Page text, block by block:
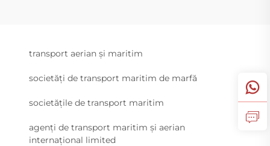
transport aerian și maritim
societăți de transport maritim de marfă
societățile de transport maritim
agenți de transport maritim și aerian
internațional limited